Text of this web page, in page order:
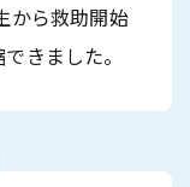
から救助開始
きました。